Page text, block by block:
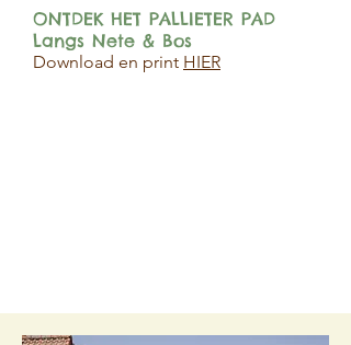
ONTDEK HET PALLIETER PAD
Langs Nete & Bos
​​Download en print HIER